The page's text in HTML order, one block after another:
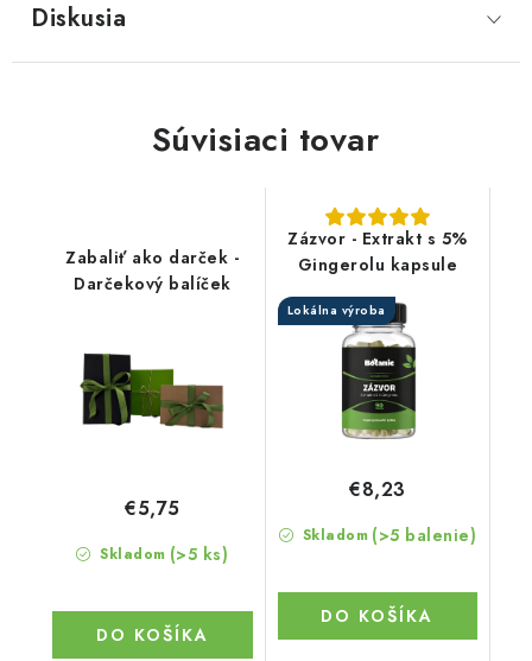
Diskusia
Súvisiaci tovar
Zabaliť ako darček -
Darčekový balíček
Skladom (>5 ks)
€5,75
DO KOŠÍKA
Zázvor - Extrakt s 5%
Gingerolu kapsule
Lokálna výroba
Skladom (>5 balenie)
€8,23
DO KOŠÍKA